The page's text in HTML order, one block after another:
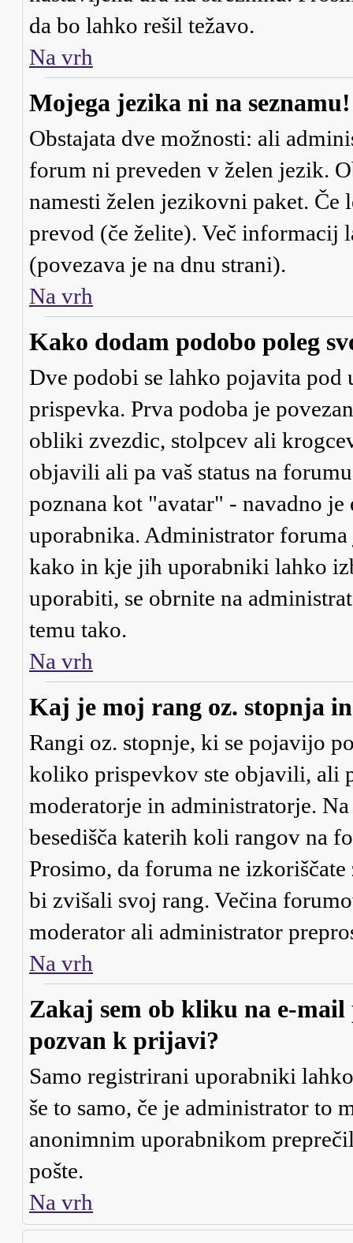
da bo lahko rešil težavo.
Na vrh
Mojega jezika ni na seznamu!
Obstajata dve možnosti: ali
forum ni preveden v želen jezik.
namesti želen jezikovni paket. Če
prevod (če želite). Več informacij
(povezava je na dnu strani).
Na vrh
Kako dodam podobo poleg
Dve podobi se lahko pojavita
prispevka. Prva podoba je
obliki zvezdic, stolpcev ali
objavili ali pa vaš status na
poznana kot "avatar" - navadno je
uporabnika. Administrator
kako in kje jih uporabniki lahko
uporabiti, se obrnite na
temu tako.
Na vrh
Kaj je moj rang oz. stopnja
Rangi oz. stopnje, ki se pojavijo
koliko prispevkov ste objavili, ali
moderatorje in administratorje.
besedišča katerih koli rangov na
Prosimo, da foruma ne
bi zvišali svoj rang. Večina
moderator ali administrator
Na vrh
Zakaj sem ob kliku na e-mail
pozvan k prijavi?
Samo registrirani uporabniki
še to samo, če je administrator to
anonimnim uporabnikom
pošte.
Na vrh